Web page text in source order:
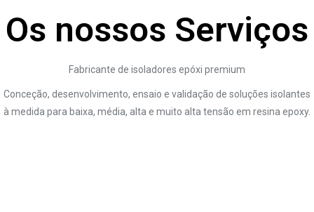
Os nossos Serviços
Fabricante de isoladores epóxi premium
Conceção, desenvolvimento, ensaio e validação de soluções isolantes
à medida para baixa, média, alta e muito alta tensão em resina epoxy.